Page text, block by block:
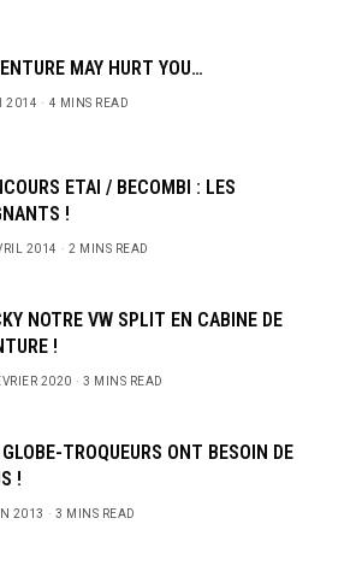
MAY HURT YOU…
2014 4 MINS READ
ETAI / BECOMBI : LES
!
2014 2 MINS READ
NOTRE VW SPLIT EN CABINE DE
!
2020 3 MINS READ
GLOBE-TROQUEURS ONT BESOIN DE
!
2013 3 MINS READ